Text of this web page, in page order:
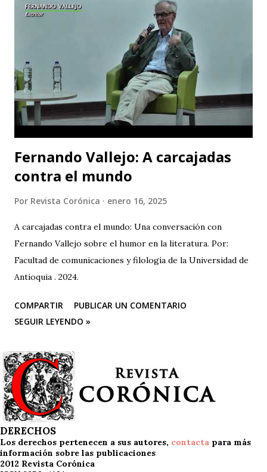
escribe, dirige e interpreta con Gerard Depardieu "Le
camion". Es autora también de "India song", entre otras
Fernando Vallejo: A carcajadas
contra el mundo
Por Revista Corónica enero 16, 2025
A carcajadas contra el mundo: Una conversación con
Fernando Vallejo sobre el humor en la literatura. Por:
Facultad de comunicaciones y filología de la Universidad de
Antioquia . 2024.
COMPARTIR
PUBLICAR UN COMENTARIO
SEGUIR LEYENDO »
DERECHOS
Los derechos pertenecen a sus autores, contacta para más
información sobre las publicaciones
2012 Revista Corónica